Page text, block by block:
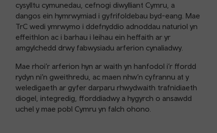
cysylltu cymunedau, cefnogi diwylliant Cymru, a
dangos ein hymrwymiad i gyfrifoldebau byd-eang. Mae
TrC wedi ymrwymo i ddefnyddio adnoddau naturiol yn
effeithlon ac i barhau i leihau ein heffaith ar yr
amgylchedd drwy fabwysiadu arferion cynaliadwy.
Mae rhoi’r arferion hyn ar waith yn hanfodol i’r ffordd
rydyn ni’n gweithredu, ac maen nhw’n cyfrannu at y
weledigaeth ar gyfer darparu rhwydwaith trafnidiaeth
diogel, integredig, fforddiadwy a hygyrch o ansawdd
uchel y mae pobl Cymru yn falch ohono.